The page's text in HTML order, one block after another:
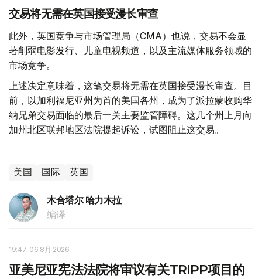
交易将无需在英国接受漫长审查
此外，英国竞争与市场管理局（CMA）也说，交易不会显
著削弱电影发行、儿童电视频道，以及主流媒体服务领域的
市场竞争。
上述决定意味着，这笔交易将无需在英国接受漫长审查。目
前，以加利福尼亚州为首的美国各州，成为了派拉蒙收购华
纳兄弟交易面临的最后一关主要监管障碍。这几个州上月向
加州北区联邦地区法院提起诉讼，试图阻止这交易。
美国 国际 英国
木合塔尔 哈力木拉
编译
19:47, 06 8月 2026
亚美尼亚宪法法院将审议有关TRIPP项目的